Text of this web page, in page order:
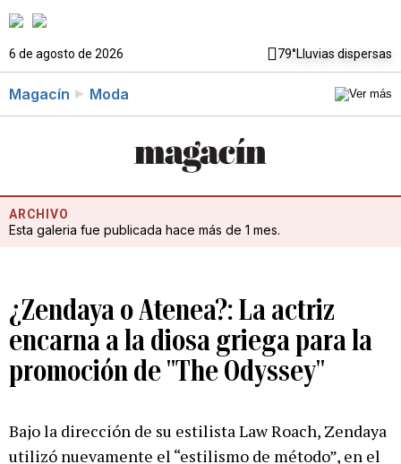
6 de agosto de 2026 79°Lluvias dispersas
Magacín Moda
ARCHIVO
Esta galeria fue publicada hace más de 1 mes.
¿Zendaya o Atenea?: La actriz
encarna a la diosa griega para la
promoción de "The Odyssey"
Bajo la dirección de su estilista Law Roach, Zendaya
utilizó nuevamente el “estilismo de método”, en el